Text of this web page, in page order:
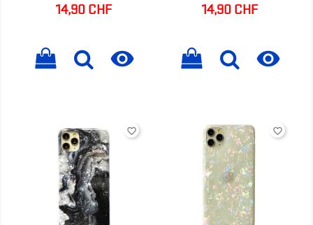
Prix
14,90 CHF

Prix
14,90 CHF

favorite_border favorite_border